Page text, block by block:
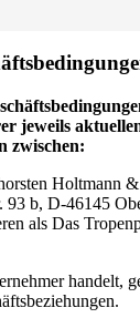
jeweils
zwischen:
Holtmann
b, D-46145
als Das
handelt,